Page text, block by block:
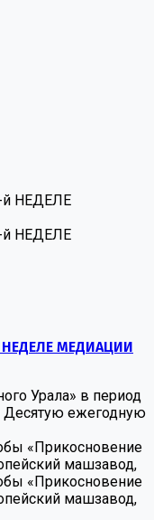
НЕДЕЛЕ
НЕДЕЛЕ
МЕДИАЦИИ
Урала» в период
Десятую ежегодную
«Прикосновение
машзавод,
«Прикосновение
машзавод,